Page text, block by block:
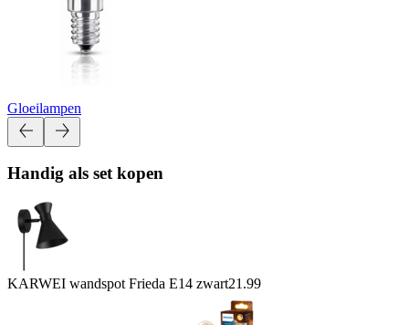
Gloeilampen
Handig als set kopen
KARWEI wandspot Frieda E14 zwart21.99